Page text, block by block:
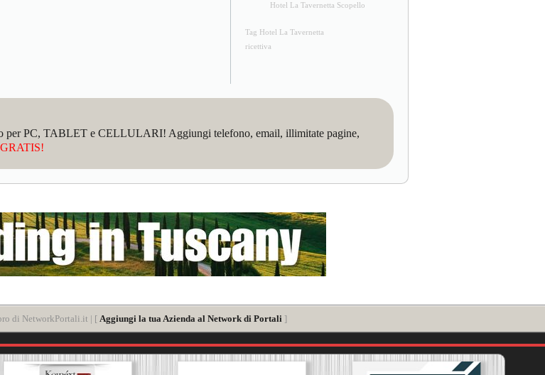
Hotel La Tavernetta Scopello
Tag Hotel La Tavernetta
ricettiva
per PC, TABLET e CELLULARI! Aggiungi telefono, email, illimitate pagine,
di NetworkPortali.it | [ Aggiungi la tua Azienda al Network di Portali ]